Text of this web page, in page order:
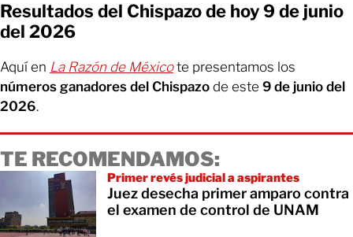
Resultados del Chispazo de hoy 9 de junio
del 2026
Aquí en La Razón de Méxicote presentamos los
números ganadores del Chispazo de este 9 de junio del
2026.
TE RECOMENDAMOS:
Primer revés judicial a aspirantes
Juez desecha primer amparo contra
el examen de control de UNAM